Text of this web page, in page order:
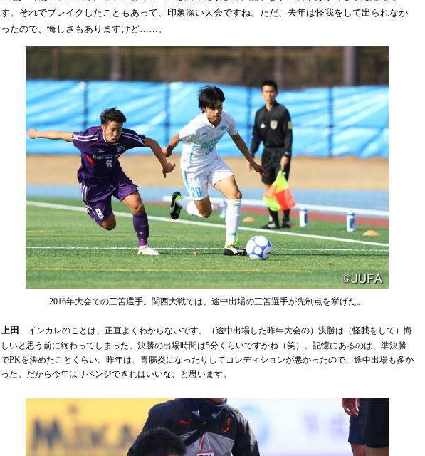
す。それでブレイクしたこともあって、印象深い大会ですね。ただ、去年は怪我をして出られなか
ったので、悔しさもありますけど……。
2016年大会での三笘選手。関西大戦では、途中出場の三笘選手が先制点を挙げた。
上田
インカレのことは、正直よくわからないです。（途中出場した昨年大会の）決勝は（怪我をして）悔
しいと思う前に終わってしまった。決勝の出場時間は5分くらいですかね（笑）。記憶にあるのは、準決勝
でPKを決めたことくらい。昨年は、胃腸炎になったりしてコンディションが悪かったので、途中出場も多か
った。だから今年はリベンジできればいいな、と思います。